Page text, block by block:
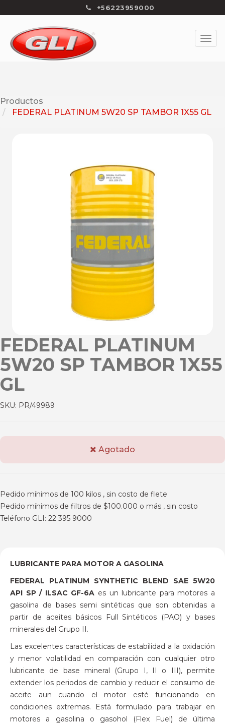
+56223959000
Productos
FEDERAL PLATINUM 5W20 SP TAMBOR 1X55 GL
FEDERAL PLATINUM
5W20 SP TAMBOR 1X55
GL
SKU: PR/49989
Agotado
Pedido mínimos de 100 kilos , sin costo de flete
Pedido mínimos de filtros de $100.000 o más , sin costo
Teléfono GLI: 22 395 9000
LUBRICANTE PARA MOTOR A GASOLINA
FEDERAL PLATINUM SYNTHETIC BLEND SAE 5W20
API SP / ILSAC GF-6A es un lubricante para motores a
gasolina de bases semi sintéticas que son obtenidas a
partir de aceites básicos Full Sintéticos (PAO) y bases
minerales del Grupo II.
Las excelentes características de estabilidad a la oxidación
y menor volatilidad en comparación con cualquier otro
lubricante de base mineral (Grupo I, II o III), permite
extender los periodos de cambio y reducir el consumo de
aceite aun cuando el motor esté funcionando en
condiciones extremas. Está formulado para trabajar en
motores a gasolina o gasohol (Flex Fuel) de última